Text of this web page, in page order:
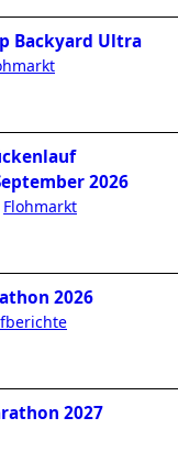
Backyard Ultra
2026
Flohmarkt
2026
2027